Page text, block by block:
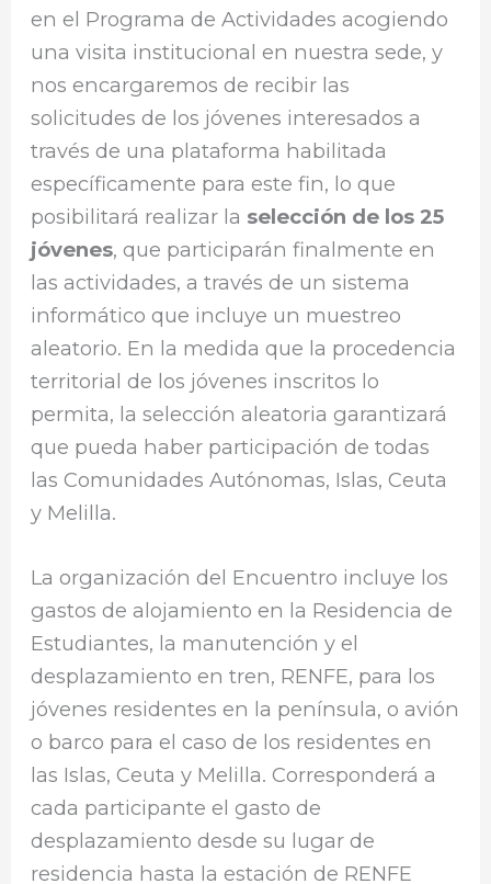
en el Programa de Actividades acogiendo
una visita institucional en nuestra sede, y
nos encargaremos de recibir las
solicitudes de los jóvenes interesados a
través de una plataforma habilitada
específicamente para este fin, lo que
posibilitará realizar la selección de los 25
jóvenes, que participarán finalmente en
las actividades, a través de un sistema
informático que incluye un muestreo
aleatorio. En la medida que la procedencia
territorial de los jóvenes inscritos lo
permita, la selección aleatoria garantizará
que pueda haber participación de todas
las Comunidades Autónomas, Islas, Ceuta
y Melilla.
La organización del Encuentro incluye los
gastos de alojamiento en la Residencia de
Estudiantes, la manutención y el
desplazamiento en tren, RENFE, para los
jóvenes residentes en la península, o avión
o barco para el caso de los residentes en
las Islas, Ceuta y Melilla. Corresponderá a
cada participante el gasto de
desplazamiento desde su lugar de
residencia hasta la estación de RENFE